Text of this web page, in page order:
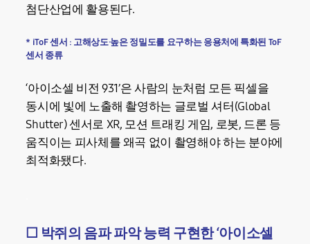
첨단산업에 활용된다.
* iToF 센서 : 고해상도·높은 정밀도를 요구하는 응용처에 특화된 ToF
센서 종류
‘아이소셀 비전 931’은 사람의 눈처럼 모든 픽셀을
동시에 빛에 노출해 촬영하는 글로벌 셔터(Global
Shutter) 센서로 XR, 모션 트래킹 게임, 로봇, 드론 등
움직이는 피사체를 왜곡 없이 촬영해야 하는 분야에
최적화됐다.
☐ 박쥐의 음파 파악 능력 구현한 ‘아이소셀